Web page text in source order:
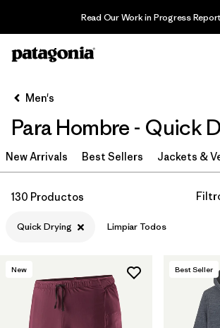
Read Our Work in Progress Report
Filter & Sort
Ordenar Por
Filtrar por
Category
Filtrar por
Price
Filtrar por
Size
Filtrar por
Fit
Filtrar por
Color
Men's
Para Hombre - Quick
New Arrivals Best Sellers Jackets &
130 Productos
Quick Drying Limpiar Todos
New Best Seller